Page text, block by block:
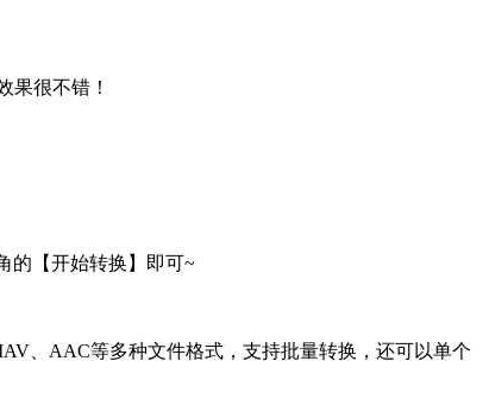
果很不错！
的【开始转换】即可~
、AAC等多种文件格式，支持批量转换，还可以单个